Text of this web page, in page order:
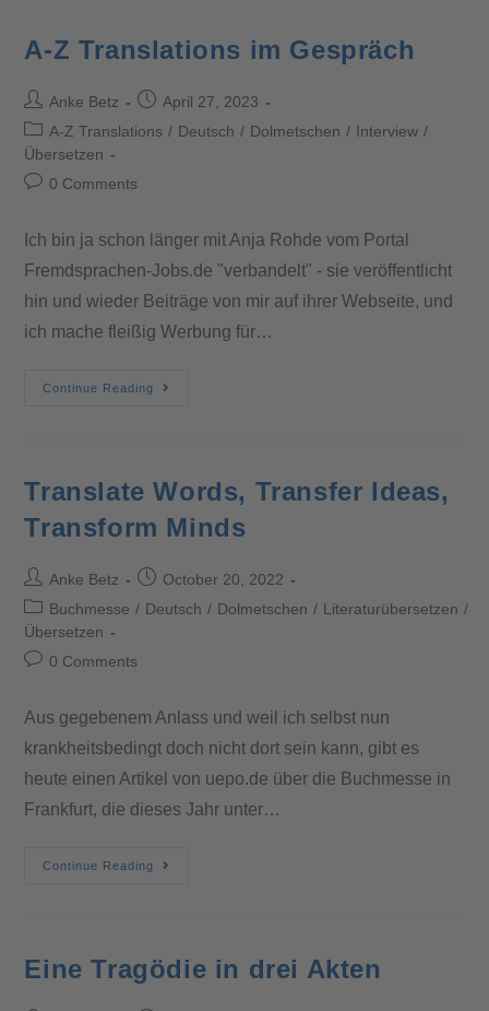
A-Z Translations im Gespräch
Anke Betz
April 27, 2023
A-Z Translations / Deutsch / Dolmetschen / Interview /
Übersetzen
0 Comments
Ich bin ja schon länger mit Anja Rohde vom Portal
Fremdsprachen-Jobs.de "verbandelt" - sie veröffentlicht
hin und wieder Beiträge von mir auf ihrer Webseite, und
ich mache fleißig Werbung für…
Continue Reading
Translate Words, Transfer Ideas,
Transform Minds
Anke Betz
October 20, 2022
Buchmesse / Deutsch / Dolmetschen / Literaturübersetzen /
Übersetzen
0 Comments
Aus gegebenem Anlass und weil ich selbst nun
krankheitsbedingt doch nicht dort sein kann, gibt es
heute einen Artikel von uepo.de über die Buchmesse in
Frankfurt, die dieses Jahr unter…
Continue Reading
Eine Tragödie in drei Akten